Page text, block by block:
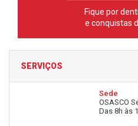
Fique por
e conquistas
SERVIÇOS
Sede
OSASCO
Das 8h às